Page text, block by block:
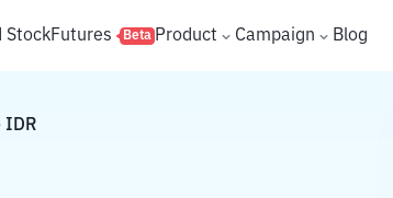
StockFutures Beta Product Campaign Blog
IDR